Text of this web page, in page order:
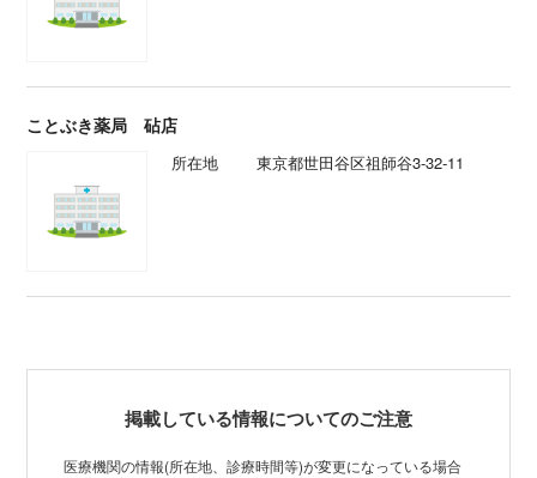
ことぶき薬局 砧店
所在地 東京都世田谷区祖師谷3-32-11
掲載している情報についてのご注意
医療機関の情報(所在地、診療時間等)が変更になっている場合